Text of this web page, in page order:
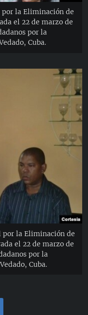
la Eliminación de
el 22 de marzo de
por la
Cuba.
por la Eliminación de
el 22 de marzo de
por la
Cuba.